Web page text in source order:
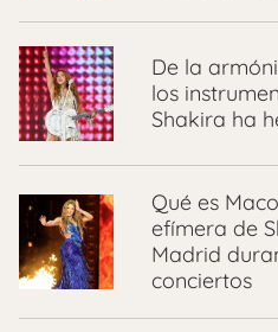
De la
los
Shakira ha
Qué es
efímera de
Madrid
conciertos